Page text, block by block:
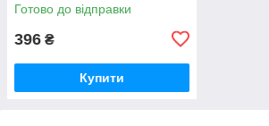
Готово до відправки
396 ₴
Купити